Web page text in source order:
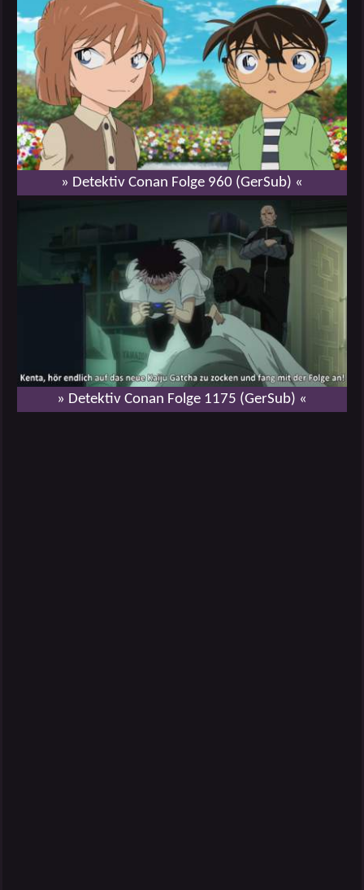
» Detektiv Conan Folge 960 (GerSub) «
» Detektiv Conan Folge 1175 (GerSub) «